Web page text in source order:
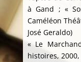
à Gand ; «
Caméléon
José Geraldo)
« Le
histoires,